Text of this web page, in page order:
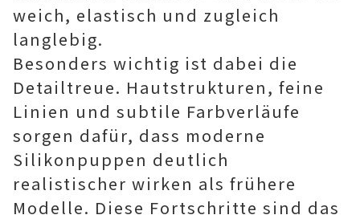
weich, elastisch und zugleich
langlebig.
Besonders wichtig ist dabei die
Detailtreue. Hautstrukturen, feine
Linien und subtile Farbverläufe
sorgen dafür, dass moderne
Silikonpuppen deutlich
realistischer wirken als frühere
Modelle. Diese Fortschritte sind das